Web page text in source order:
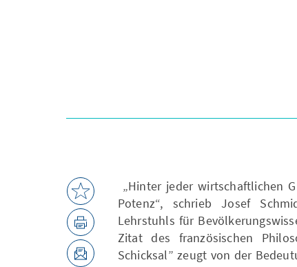
„Hinter jeder wirtschaftlichen
Potenz“, schrieb Josef
Lehrstuhls für
Zitat des französischen
Schicksal” zeugt von der